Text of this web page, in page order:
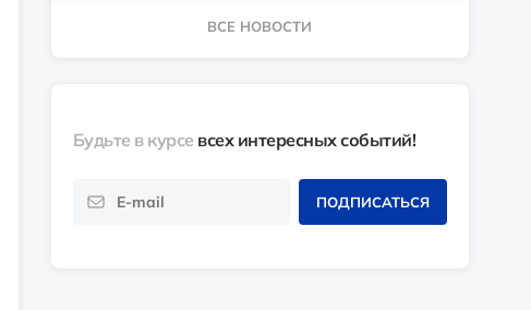
ВСЕ НОВОСТИ
Будьте в курсе всех интересных событий!
ПОДПИСАТЬСЯ